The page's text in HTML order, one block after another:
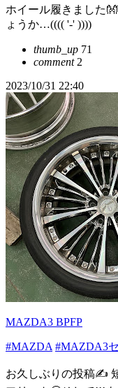
ホイール履きました
ょうか…(((( '-' ))))
thumb_up 71
comment2
2023/10/31 22:40
MAZDA3 BPFP
#MAZDA #MAZDA3
お久しぶりの投稿✍️